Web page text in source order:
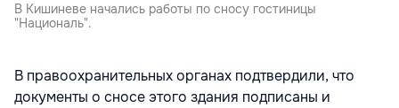
В Кишиневе начались работы по сносу гостиницы
"Националь".
В правоохранительных органах подтвердили, что
документы о сносе этого здания подписаны и